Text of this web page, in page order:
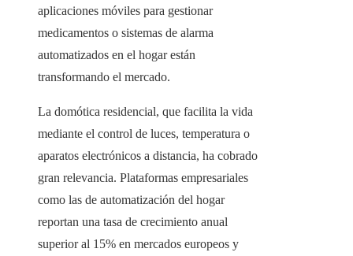
aplicaciones móviles para gestionar
medicamentos o sistemas de alarma
automatizados en el hogar están
transformando el mercado.
La domótica residencial, que facilita la vida
mediante el control de luces, temperatura o
aparatos electrónicos a distancia, ha cobrado
gran relevancia. Plataformas empresariales
como las de automatización del hogar
reportan una tasa de crecimiento anual
superior al 15% en mercados europeos y